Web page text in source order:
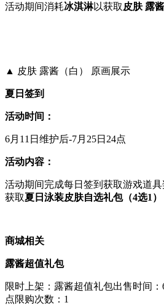
活动期间消耗冰淇淋以获取 皮肤 露
▲ 皮肤 露酱（白） 原画展示
夏日签到
活动时间：
6月11日维护后-7月25日24点
活动内容：
活动期间完成每日签到获取游戏道
获取夏日泳装皮肤自选礼包（4选1）
商城相关
露酱超值礼包
限时上架：露酱超值礼包出售时间
点限购次数：1